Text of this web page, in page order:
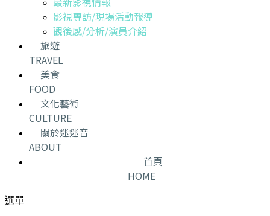
影視專訪/現場活動報導
觀後感/分析/演員介紹
旅遊
TRAVEL
美食
FOOD
文化藝術
CULTURE
關於迷迷音
ABOUT
首頁
HOME
選單